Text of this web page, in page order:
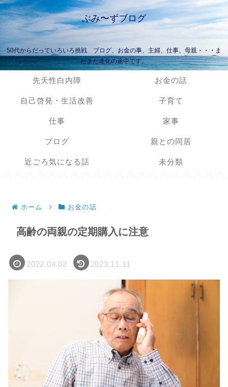
ぶみ〜ずブログ
50代からだっていろいろ挑戦 ブログ、お金の事、主婦、仕事、母親・・・ま
だまだ進化の途中です。
先天性白内障 お金の話
自己啓発・生活改善 子育て
仕事 家事
ブログ 親との同居
近ごろ気になる話 未分類
ホーム お金の話
高齢の両親の定期購入に注意
2022.04.02 2023.11.11